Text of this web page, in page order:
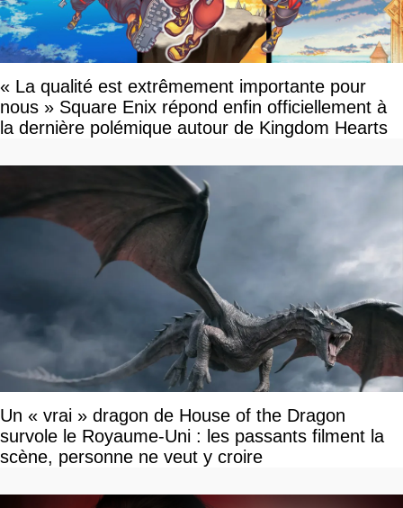
« La qualité est extrêmement importante pour
nous » Square Enix répond enfin officiellement à
la dernière polémique autour de Kingdom Hearts
Un « vrai » dragon de House of the Dragon
survole le Royaume-Uni : les passants filment la
scène, personne ne veut y croire